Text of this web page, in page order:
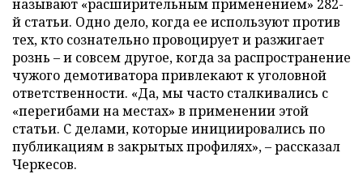
называют «расширительным применением» 282-
й статьи. Одно дело, когда ее используют против
тех, кто сознательно провоцирует и разжигает
рознь – и совсем другое, когда за распространение
чужого демотиватора привлекают к уголовной
ответственности. «Да, мы часто сталкивались с
«перегибами на местах» в применении этой
статьи. С делами, которые инициировались по
публикациям в закрытых профилях», – рассказал
Черкесов.